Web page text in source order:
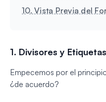
10. Vista Previa del
1. Divisores y Etiquetas
Empecemos por el
¿de acuerdo?